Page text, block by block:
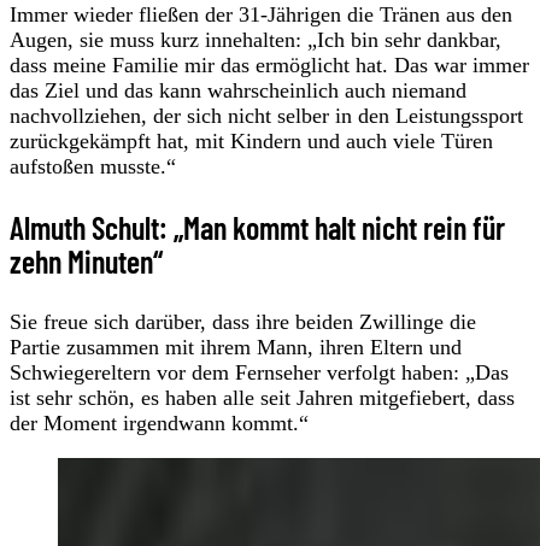
Immer wieder fließen der 31-Jährigen die Tränen aus den
Augen, sie muss kurz innehalten: „Ich bin sehr dankbar,
dass meine Familie mir das ermöglicht hat. Das war immer
das Ziel und das kann wahrscheinlich auch niemand
nachvollziehen, der sich nicht selber in den Leistungssport
zurückgekämpft hat, mit Kindern und auch viele Türen
aufstoßen musste.“
Almuth Schult: „Man kommt halt nicht rein für
zehn Minuten“
Sie freue sich darüber, dass ihre beiden Zwillinge die
Partie zusammen mit ihrem Mann, ihren Eltern und
Schwiegereltern vor dem Fernseher verfolgt haben: „Das
ist sehr schön, es haben alle seit Jahren mitgefiebert, dass
der Moment irgendwann kommt.“